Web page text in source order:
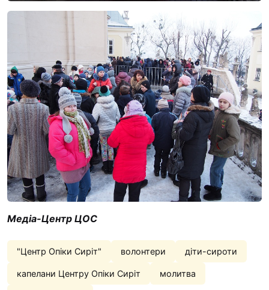
Медіа-Центр ЦОС
"Центр Опіки Сиріт" волонтери діти-сироти
капелани Центру Опіки Сиріт молитва